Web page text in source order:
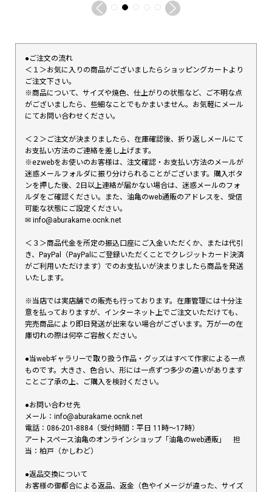
●ご注文の流れ
＜１＞お気に入りの商品がございましたらショッピングカートより
ご注文下さい。
※商品について、サイズや焼色、仕上がりの状態など、ご不明な点
がございましたら、些細なことでもかまいません。お気軽にメール
にてお問い合わせください。
＜２＞ご注文が決まりましたら、在庫確認後、折り返しメールにて
お支払い方法のご連絡を差し上げます。
※ezwebをお使いのお客様は、注文確認・お支払い方法のメールが
迷惑メールフォルダに振り分けられることがございます。購入ボタ
ンを押した後、2日以上連絡が届かない場合は、迷惑メールのフォ
ルダをご確認ください。また、油亀のweb通販のアドレスを、受信
可能な状態にご設定ください。
✉︎ info@aburakame.ocnk.net
＜３＞商品代金を所定の振込口座にご入金いただくか、または代引
き、PayPal（PayPalにご登録いただくことでクレジットカード決済
がご利用いただけます）でのお支払いが決まりましたら商品を発送
いたします。
※当店では実店舗での販売も行っております。在庫管理には十分注
意を払っておりますが、インターネット上でご注文いただけても、
完売商品により即日発送が出来ない場合がございます。万が一の在
庫切れの際は何卒ご容赦ください。
●当webギャラリーで取り扱う作品・グッズはすべて作家による一点
ものです。大きさ、色合い、形には一点ずつ多少の違いがあります
ことご了承の上、ご購入を検討ください。
●お問い合わせ先
メール：info@aburakame.ocnk.net
電話：086-201-8884（受付時間：平日 11時〜17時）
アートスペース油亀のオンラインショップ「油亀のweb通販」 担
当：柏戸（かしわど）
●返品交換について
お客様の御都合による返品、返金（色やイメージが違った、サイズ